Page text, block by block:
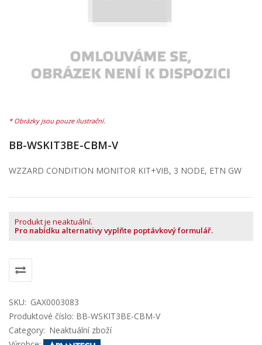
BB-WSKIT3BE-CBM-V
WZZARD CONDITION MONITOR KIT+VIB, 3 NODE, ETN GW
Produkt je neaktuální.
Pro nabídku alternativy vyplňte poptávkový formulář.
SKU: GAX0003083
Produktové číslo: BB-WSKIT3BE-CBM-V
Category: Neaktuální zboží